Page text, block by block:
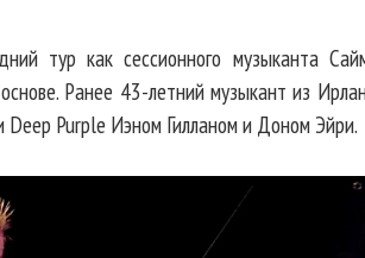
тур как сессионного музыканта
Ранее 43-летний музыкант из
Deep Purple Иэном Гилланом и Доном Эйри.